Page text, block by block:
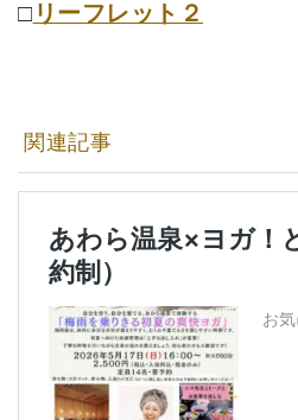
□ リーフレット２
関連記事